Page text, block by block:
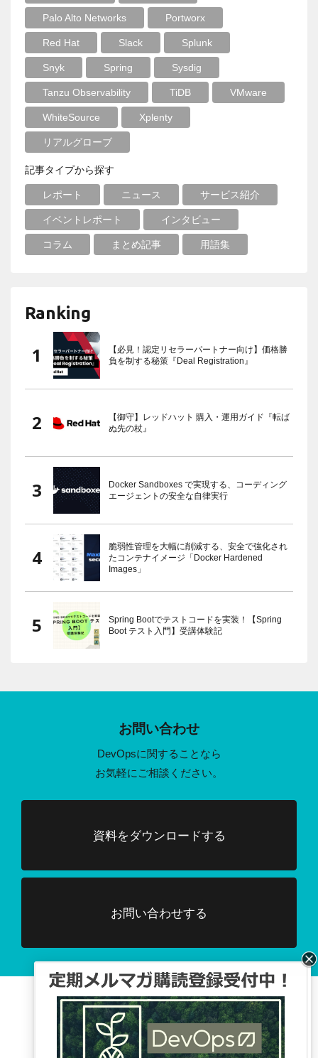
Palo Alto Networks Portworx
Red Hat Slack Splunk
Snyk Spring Sysdig
Tanzu Observability TiDB VMware
WhiteSource Xplenty
リアルグローブ
記事タイプから探す
レポート ニュース サービス紹介
イベントレポート インタビュー
コラム まとめ記事 用語集
Ranking
【必見！認定リセラーパートナー向け】価格勝
負を制する秘策『Deal Registration』
【御守】レッドハット 購入・運用ガイド『転ば
ぬ先の杖』
Docker Sandboxes で実現する、コーディング
エージェントの安全な自律実行
脆弱性管理を大幅に削減する、安全で強化され
たコンテナイメージ「Docker Hardened
Images」
Spring Bootでテストコードを実装！【Spring
Boot テスト入門】受講体験記
お問い合わせ
DevOpsに関することなら
お気軽にご相談ください。
資料をダウンロードする
お問い合わせする
Facebook、TwitterでDevOpsに関する
情報配信を行っています。